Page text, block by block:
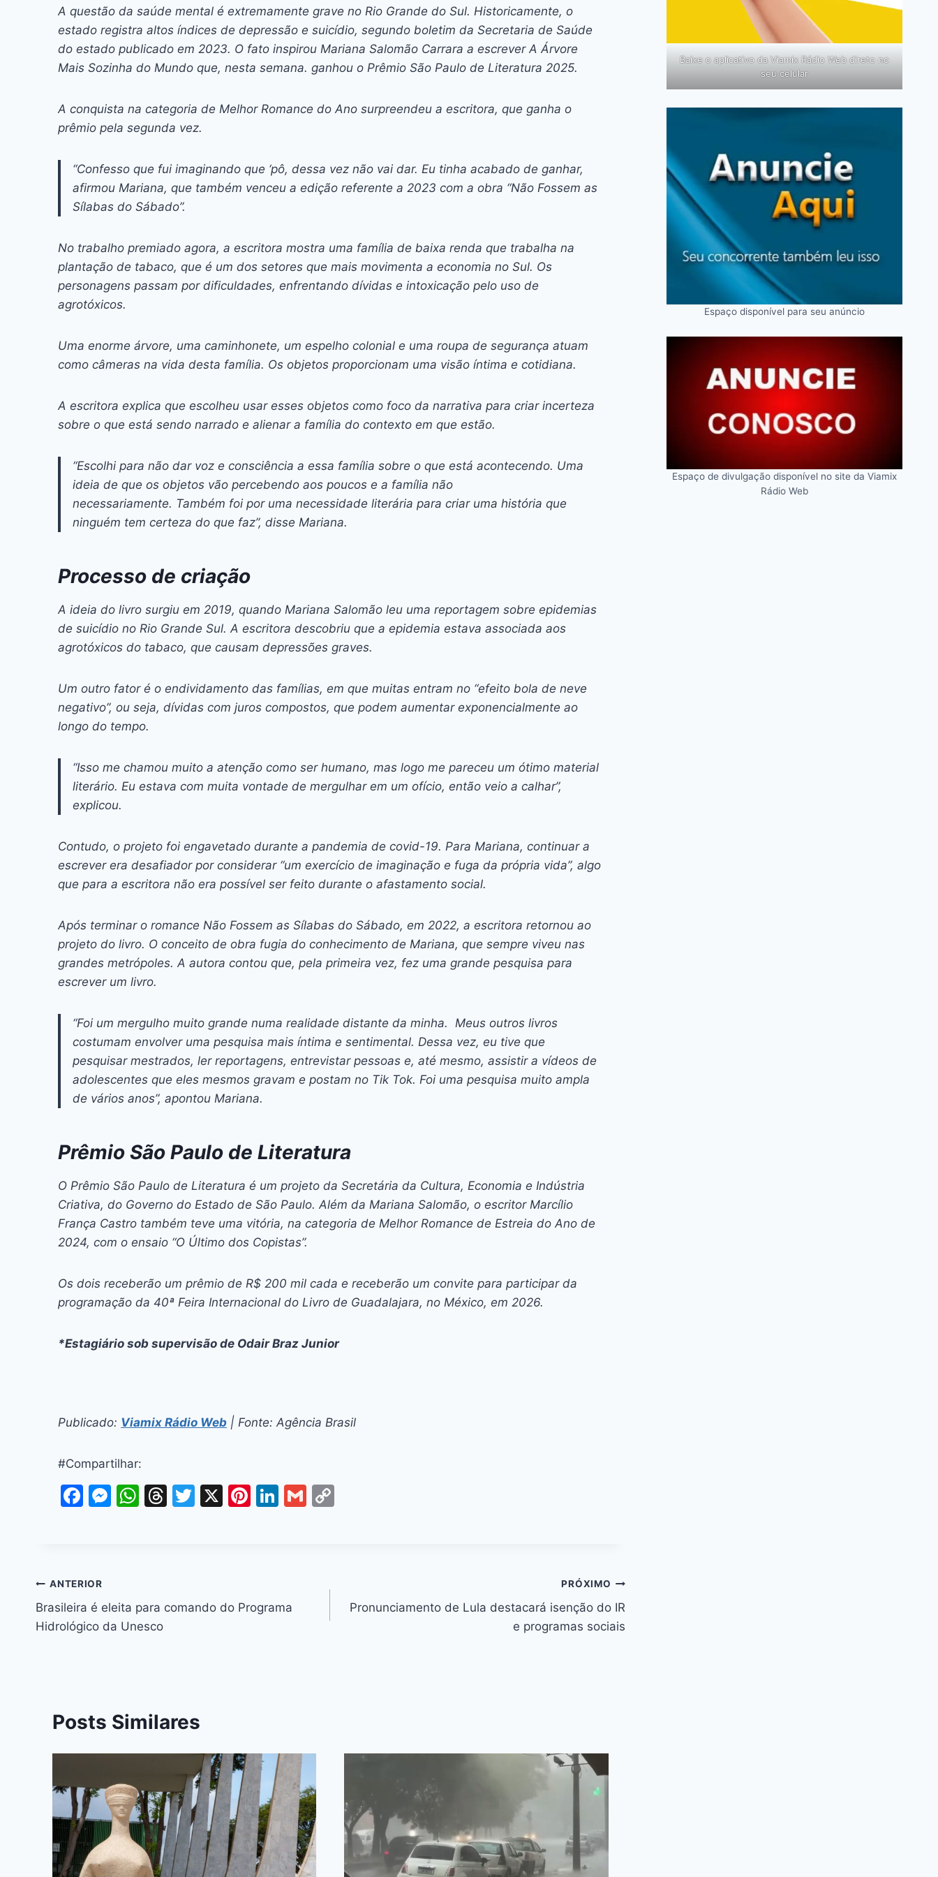
c
e
b
o
o
k
s
s
e
n
g
er
at
s
A
p
p
e
a
d
s
itt
er
er
e
st
k
e
dI
n
ai
l
p
y
Li
n
k
A questão da saúde mental é extremamente grave no Rio Grande do Sul. Historicamente, o
estado registra altos índices de depressão e suicídio, segundo boletim da Secretaria de Saúde
do estado publicado em 2023. O fato inspirou Mariana Salomão Carrara a escrever A Árvore
Mais Sozinha do Mundo que, nesta semana. ganhou o Prêmio São Paulo de Literatura 2025.
A conquista na categoria de Melhor Romance do Ano surpreendeu a escritora, que ganha o
prêmio pela segunda vez.
“Confesso que fui imaginando que ‘pô, dessa vez não vai dar. Eu tinha acabado de ganhar,
afirmou Mariana, que também venceu a edição referente a 2023 com a obra “Não Fossem as
Sílabas do Sábado”.
No trabalho premiado agora, a escritora mostra uma família de baixa renda que trabalha na
plantação de tabaco, que é um dos setores que mais movimenta a economia no Sul. Os
personagens passam por dificuldades, enfrentando dívidas e intoxicação pelo uso de
agrotóxicos.
Uma enorme árvore, uma caminhonete, um espelho colonial e uma roupa de segurança atuam
como câmeras na vida desta família. Os objetos proporcionam uma visão íntima e cotidiana.
A escritora explica que escolheu usar esses objetos como foco da narrativa para criar incerteza
sobre o que está sendo narrado e alienar a família do contexto em que estão.
“Escolhi para não dar voz e consciência a essa família sobre o que está acontecendo. Uma
ideia de que os objetos vão percebendo aos poucos e a família não
necessariamente. Também foi por uma necessidade literária para criar uma história que
ninguém tem certeza do que faz”, disse Mariana.
Processo de criação
A ideia do livro surgiu em 2019, quando Mariana Salomão leu uma reportagem sobre epidemias
de suicídio no Rio Grande Sul. A escritora descobriu que a epidemia estava associada aos
agrotóxicos do tabaco, que causam depressões graves.
Um outro fator é o endividamento das famílias, em que muitas entram no “efeito bola de neve
negativo”, ou seja, dívidas com juros compostos, que podem aumentar exponencialmente ao
longo do tempo.
“Isso me chamou muito a atenção como ser humano, mas logo me pareceu um ótimo material
literário. Eu estava com muita vontade de mergulhar em um ofício, então veio a calhar”,
explicou.
Contudo, o projeto foi engavetado durante a pandemia de covid-19. Para Mariana, continuar a
escrever era desafiador por considerar “um exercício de imaginação e fuga da própria vida”, algo
que para a escritora não era possível ser feito durante o afastamento social.
Após terminar o romance Não Fossem as Sílabas do Sábado, em 2022, a escritora retornou ao
projeto do livro. O conceito de obra fugia do conhecimento de Mariana, que sempre viveu nas
grandes metrópoles. A autora contou que, pela primeira vez, fez uma grande pesquisa para
escrever um livro.
“Foi um mergulho muito grande numa realidade distante da minha. Meus outros livros
costumam envolver uma pesquisa mais íntima e sentimental. Dessa vez, eu tive que
pesquisar mestrados, ler reportagens, entrevistar pessoas e, até mesmo, assistir a vídeos de
adolescentes que eles mesmos gravam e postam no Tik Tok. Foi uma pesquisa muito ampla
de vários anos”, apontou Mariana.
Prêmio São Paulo de Literatura
O Prêmio São Paulo de Literatura é um projeto da Secretária da Cultura, Economia e Indústria
Criativa, do Governo do Estado de São Paulo. Além da Mariana Salomão, o escritor Marcílio
França Castro também teve uma vitória, na categoria de Melhor Romance de Estreia do Ano de
2024, com o ensaio “O Último dos Copistas”.
Os dois receberão um prêmio de R$ 200 mil cada e receberão um convite para participar da
programação da 40ª Feira Internacional do Livro de Guadalajara, no México, em 2026.
*Estagiário sob supervisão de Odair Braz Junior
Publicado: Viamix Rádio Web | Fonte: Agência Brasil
#Compartilhar:
F
b
o
o
M
n
g
W
p
p
T
s
T
X
Pi Li
n
G
ANTERIOR
Brasileira é eleita para comando do Programa
Hidrológico da Unesco
PRÓXIMO
Pronunciamento de Lula destacará isenção do IR
e programas sociais
Posts Similares
Baixe o aplicativo da Viamix Rádio Web direto no
seu celular
Espaço disponível para seu anúncio
Espaço de divulgação disponível no site da Viamix
Rádio Web